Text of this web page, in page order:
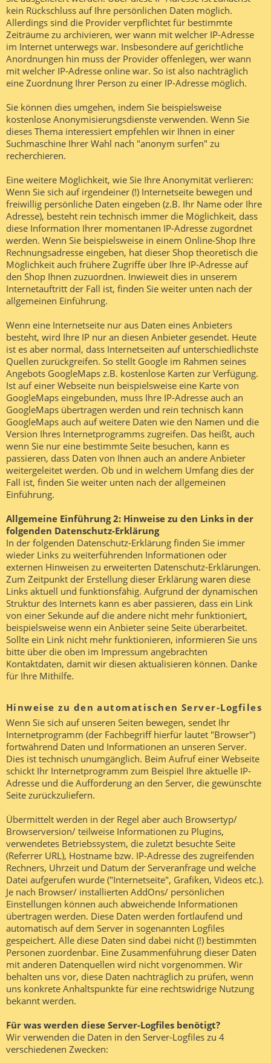
kein Rückschluss auf Ihre persönlichen Daten möglich.
Allerdings sind die Provider verpflichtet für bestimmte
Zeiträume zu archivieren, wer wann mit welcher IP-Adresse
im Internet unterwegs war. Insbesondere auf gerichtliche
Anordnungen hin muss der Provider offenlegen, wer wann
mit welcher IP-Adresse online war. So ist also nachträglich
eine Zuordnung Ihrer Person zu einer IP-Adresse möglich.
Sie können dies umgehen, indem Sie beispielsweise
kostenlose Anonymisierungsdienste verwenden. Wenn Sie
dieses Thema interessiert empfehlen wir Ihnen in einer
Suchmaschine Ihrer Wahl nach "anonym surfen" zu
recherchieren.
Eine weitere Möglichkeit, wie Sie Ihre Anonymität verlieren:
Wenn Sie sich auf irgendeiner (!) Internetseite bewegen und
freiwillig persönliche Daten eingeben (z.B. Ihr Name oder Ihre
Adresse), besteht rein technisch immer die Möglichkeit, dass
diese Information Ihrer momentanen IP-Adresse zugordnet
werden. Wenn Sie beispielsweise in einem Online-Shop Ihre
Rechnungsadresse eingeben, hat dieser Shop theoretisch die
Möglichkeit auch frühere Zugriffe über Ihre IP-Adresse auf
den Shop Ihnen zuzuordnen. Inwieweit dies in unserem
Internetauftritt der Fall ist, finden Sie weiter unten nach der
allgemeinen Einführung.
Wenn eine Internetseite nur aus Daten eines Anbieters
besteht, wird Ihre IP nur an diesen Anbieter gesendet. Heute
ist es aber normal, dass Internetseiten auf unterschiedlichste
Quellen zurückgreifen. So stellt Google im Rahmen seines
Angebots GoogleMaps z.B. kostenlose Karten zur Verfügung.
Ist auf einer Webseite nun beispielsweise eine Karte von
GoogleMaps eingebunden, muss Ihre IP-Adresse auch an
GoogleMaps übertragen werden und rein technisch kann
GoogleMaps auch auf weitere Daten wie den Namen und die
Version Ihres Internetprogramms zugreifen. Das heißt, auch
wenn Sie nur eine bestimmte Seite besuchen, kann es
passieren, dass Daten von Ihnen auch an andere Anbieter
weitergeleitet werden. Ob und in welchem Umfang dies der
Fall ist, finden Sie weiter unten nach der allgemeinen
Einführung.
Allgemeine Einführung 2: Hinweise zu den Links in der
folgenden Datenschutz-Erklärung
In der folgenden Datenschutz-Erklärung finden Sie immer
wieder Links zu weiterführenden Informationen oder
externen Hinweisen zu erweiterten Datenschutz-Erklärungen.
Zum Zeitpunkt der Erstellung dieser Erklärung waren diese
Links aktuell und funktionsfähig. Aufgrund der dynamischen
Struktur des Internets kann es aber passieren, dass ein Link
von einer Sekunde auf die andere nicht mehr funktioniert,
beispielsweise wenn ein Anbieter seine Seite überarbeitet.
Sollte ein Link nicht mehr funktionieren, informieren Sie uns
bitte über die oben im Impressum angebrachten
Kontaktdaten, damit wir diesen aktualisieren können. Danke
für Ihre Mithilfe.
Hinweise zu den automatischen Server-Logfiles
Wenn Sie sich auf unseren Seiten bewegen, sendet Ihr
Internetprogramm (der Fachbegriff hierfür lautet "Browser")
fortwährend Daten und Informationen an unseren Server.
Dies ist technisch unumgänglich. Beim Aufruf einer Webseite
schickt Ihr Internetprogramm zum Beispiel Ihre aktuelle IP-
Adresse und die Aufforderung an den Server, die gewünschte
Seite zurückzuliefern.
Übermittelt werden in der Regel aber auch Browsertyp/
Browserversion/ teilweise Informationen zu Plugins,
verwendetes Betriebssystem, die zuletzt besuchte Seite
(Referrer URL), Hostname bzw. IP-Adresse des zugreifenden
Rechners, Uhrzeit und Datum der Serveranfrage und welche
Datei aufgerufen wurde ("Internetseite", Grafiken, Videos etc.).
Je nach Browser/ installierten AddOns/ persönlichen
Einstellungen können auch abweichende Informationen
übertragen werden. Diese Daten werden fortlaufend und
automatisch auf dem Server in sogenannten Logfiles
gespeichert. Alle diese Daten sind dabei nicht (!) bestimmten
Personen zuordenbar. Eine Zusammenführung dieser Daten
mit anderen Datenquellen wird nicht vorgenommen. Wir
behalten uns vor, diese Daten nachträglich zu prüfen, wenn
uns konkrete Anhaltspunkte für eine rechtswidrige Nutzung
bekannt werden.
Für was werden diese Server-Logfiles benötigt?
Wir verwenden die Daten in den Server-Logfiles zu 4
verschiedenen Zwecken: